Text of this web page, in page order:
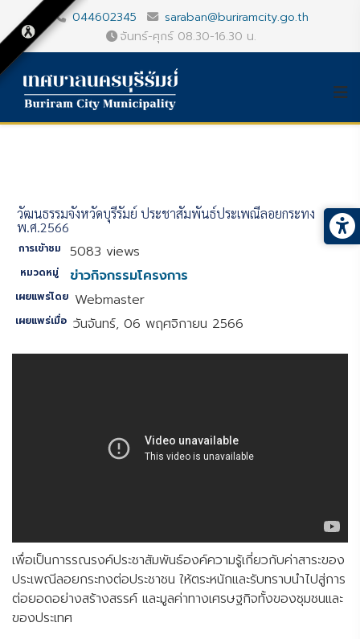
044602345
saraban@buriramcity.go.th
จันทร์-ศุกร์ 08.30-16.30 น.
วัฒนธรรมจังหวัดบุรีรัมย์ ประชาสัมพันธ์ประเพณีลอยกระทง
พ.ศ.2566
การเข้าชม 5083 views
หมวดหมู่ ข่าวกิจกรรมโครงการ
เผยแพร่โดย Webmaster
เผยแพร่เมื่อ วันจันทร์, 06 พฤศจิกายน 2566
เพื่อเป็นการรณรงค์ประชาสัมพันธ์องค์ความรู้เกี่ยวกับค่าสาระของ
ประเพณีลอยกระทงต่อประชาชน ให้ตระหนักและรับทราบนำไปสู่การ
ต่อยอดอย่างสร้างสรรค์ และมูลค่าทางเศรษฐกิจทั้งของชุมชนและ
ของประเทศ